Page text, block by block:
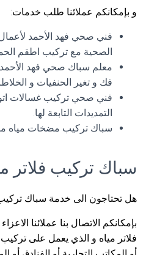
و بإمكانكم عملائنا طلب خدمات:
فني صحي فهد الأحمد
الصحية مع تركيب اطقم
معلم سباك صحي فهد الأحمد
فك و تغير الحنفيات و
فني صحي تركيب غسالات
التمديدات التابعة لها.
سباك تركيب مضخات مياه
سباك تركيب فلاتر
هل تحتاجون الى خدمة سباك تركيب
بإمكانكم الاتصال بنا عملائنا
فلاتر مياه و الذي يعمل على تركيب